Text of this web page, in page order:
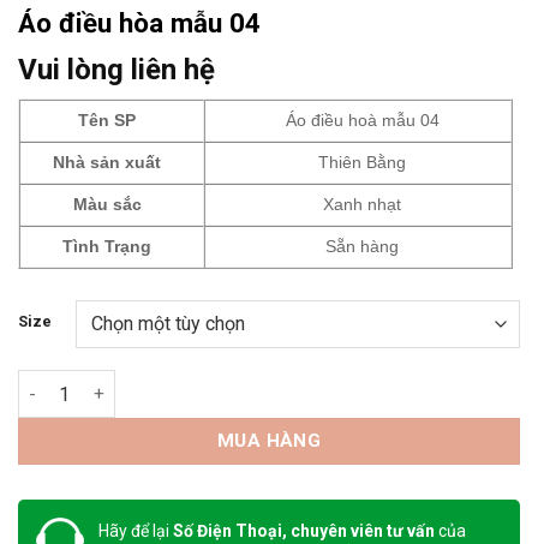
Áo điều hòa mẫu 04
Vui lòng liên hệ
Tên SP Áo điều hoà mẫu 04
Nhà sản xuất Thiên Bằng
Màu sắc Xanh nhạt
Tình Trạng Sẵn hàng
Size
Áo điều hòa mẫu 04 số lượng
MUA HÀNG
Hãy để lại Số Điện Thoại, chuyên viên tư vấn của